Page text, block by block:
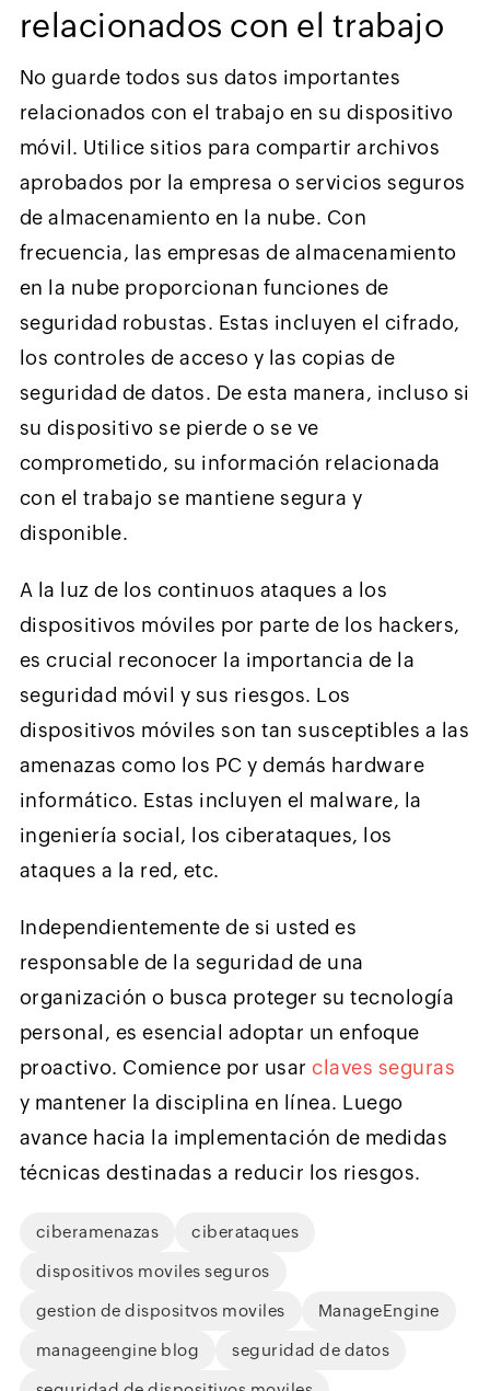
relacionados con el trabajo
No guarde todos sus datos importantes
relacionados con el trabajo en su dispositivo
móvil. Utilice sitios para compartir archivos
aprobados por la empresa o servicios seguros
de almacenamiento en la nube. Con
frecuencia, las empresas de almacenamiento
en la nube proporcionan funciones de
seguridad robustas. Estas incluyen el cifrado,
los controles de acceso y las copias de
seguridad de datos. De esta manera, incluso si
su dispositivo se pierde o se ve
comprometido, su información relacionada
con el trabajo se mantiene segura y
disponible.
A la luz de los continuos ataques a los
dispositivos móviles por parte de los hackers,
es crucial reconocer la importancia de la
seguridad móvil y sus riesgos. Los
dispositivos móviles son tan susceptibles a las
amenazas como los PC y demás hardware
informático. Estas incluyen el malware, la
ingeniería social, los ciberataques, los
ataques a la red, etc.
Independientemente de si usted es
responsable de la seguridad de una
organización o busca proteger su tecnología
personal, es esencial adoptar un enfoque
proactivo. Comience por usarclaves seguras
y mantener la disciplina en línea. Luego
avance hacia la implementación de medidas
técnicas destinadas a reducir los riesgos.
ciberamenazas ciberataques
dispositivos moviles seguros
gestion de dispositvos moviles ManageEngine
manageengine blog seguridad de datos